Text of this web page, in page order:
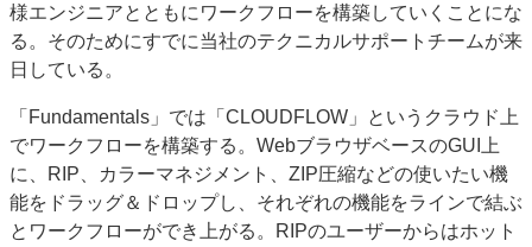
様エンジニアとともにワークフローを構築していくことにな
る。そのためにすでに当社のテクニカルサポートチームが来
日している。
「Fundamentals」では「CLOUDFLOW」というクラウド上
でワークフローを構築する。WebブラウザベースのGUI上
に、RIP、カラーマネジメント、ZIP圧縮などの使いたい機
能をドラッグ＆ドロップし、それぞれの機能をラインで結ぶ
とワークフローができ上がる。RIPのユーザーからはホット